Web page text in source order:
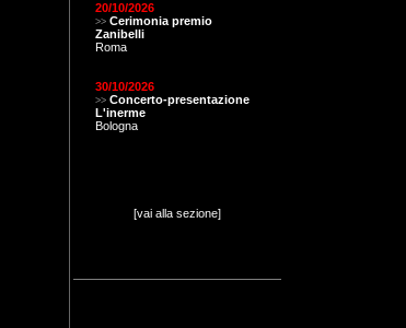
20/10/2026
>> Cerimonia premio
Zanibelli
Roma
30/10/2026
>> Concerto-presentazione
L'inerme
Bologna
[vai alla sezione]